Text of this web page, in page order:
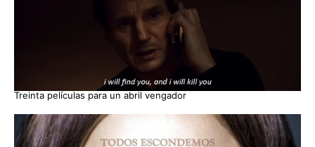
Treinta películas para un abril vengador